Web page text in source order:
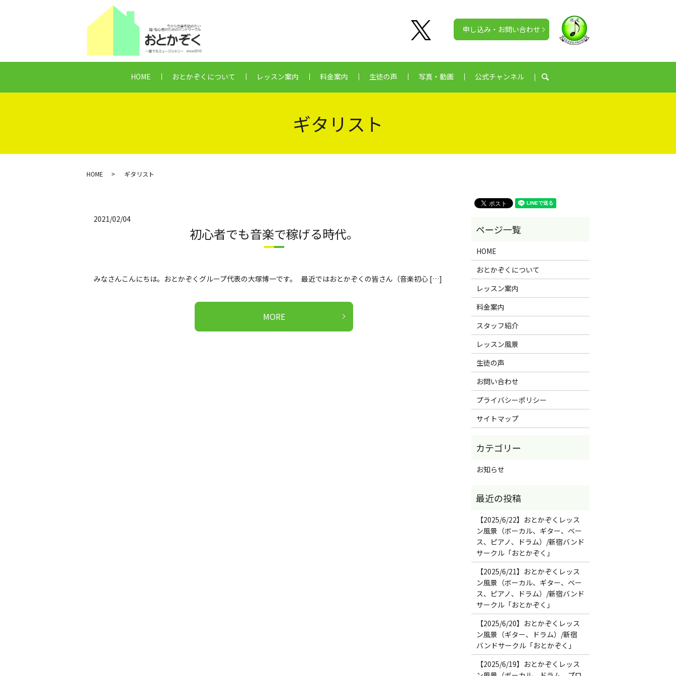
HOME おとかぞくについて レッスン案内 料金案内 生徒の声 写真・動画 公式チャンネル search
申し込み・お問い合わせ
ギタリスト
HOME ギタリスト
2021/02/04
初心者でも音楽で稼げる時代。
みなさんこんにちは。おとかぞくグループ代表の大塚博一です。 最近ではおとかぞくの皆さん（音楽初心 […]
MORE
HOME
おとかぞくについて
レッスン案内
料金案内
スタッフ紹介
レッスン風景
生徒の声
お問い合わせ
プライバシーポリシー
サイトマップ
お知らせ
【2025/6/22】おとかぞくレッス
ン風景（ボーカル、ギター、ベー
ス、ピアノ、ドラム）/新宿バンド
サークル「おとかぞく」
【2025/6/21】おとかぞくレッス
ン風景（ボーカル、ギター、ベー
ス、ピアノ、ドラム）/新宿バンド
サークル「おとかぞく」
【2025/6/20】おとかぞくレッス
ン風景（ギター、ドラム）/新宿
バンドサークル「おとかぞく」
【2025/6/19】おとかぞくレッス